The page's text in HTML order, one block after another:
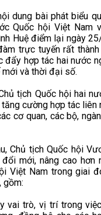
dung bài phát biểu
Quốc hội Việt Nam
Huệ điểm lại ngày
trực tuyến rất
đẩy hợp tác hai nước
mới và thời đại số.
tịch Quốc hội hai
cường hợp tác liên
cơ quan, các bộ,
Chủ tịch Quốc hội
mới, nâng cao hơn
Việt Nam trong giai
gồm:
vai trò, vị trí trong